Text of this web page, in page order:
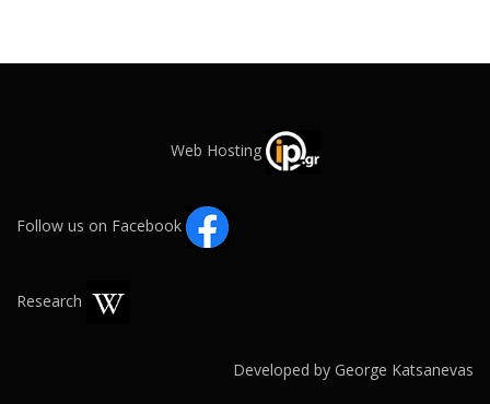
Web Hosting
Follow us on Facebook
Research
Developed by George Katsanevas